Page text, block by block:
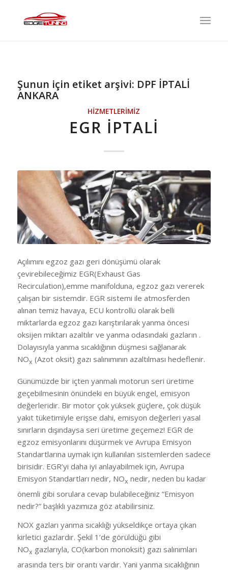
Şunun için etiket arşivi: DPF İPTALİ
ANKARA
HIZMETLERIMIZ
EGR İPTALI
Açılımını egzoz gazı geri dönüşümü olarak
çevirebileceğimiz EGR(Exhaust Gas
Recirculation),emme manifolduna, egzoz gazı vererek
çalışan bir sistemdir. EGR sistemi ile atmosferden
alınan temiz havaya, ECU kontrollü olarak belli
miktarlarda egzoz gazı karıştırılarak yanma öncesi
oksijen miktarı azaltılır ve yanma odasındaki gazların .
Dolayısıyla yanma sıcaklığının düşmesi sağlanarak
NOx (Azot oksit) gazı salınımının azaltılması hedeflenir.
Günümüzde bir içten yanmalı motorun seri üretime
geçebilmesinin önündeki en büyük engel, emisyon
değerleridir. Bir motor çok yüksek güçlere, çok düşük
yakıt tüketimiyle erişse dahi, emisyon değerleri yasal
sınırların dışındaysa seri üretime geçemez! EGR de
egzoz emisyonlarını düşürmek ve Avrupa Emisyon
Standartlarına uymak için kullanılan sistemlerden sadece
birisidir. EGR’yi daha iyi anlayabilmek için, Avrupa
Emisyon Standartları nedir, NOx nedir, neden bu kadar
önemli gibi sorulara cevap bulabileceğiniz “Emisyon
nedir?” başlıklı yazımıza göz atabilirsiniz.
NOX gazları yanma sıcaklığı yükseldikçe ortaya çıkan
kirletici gazlardır. Şekil 1’de görüldüğü gibi
NOx gazlarıyla, CO(karbon monoksit) gazı salınımları
arasında ters bir orantı vardır. Yani yanma sıcaklığının